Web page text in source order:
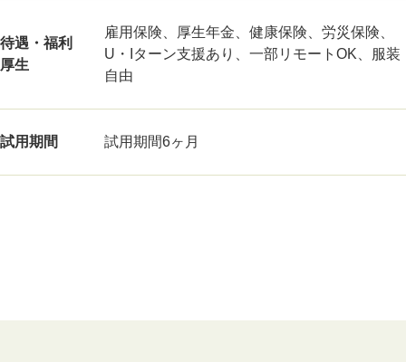
待遇・福利
厚生
雇用保険、厚生年金、健康保険、労災保険、
U・Iターン支援あり、一部リモートOK、服装
自由
試用期間 試用期間6ヶ月